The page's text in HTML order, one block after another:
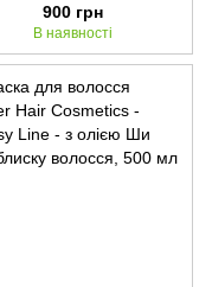
900 грн
В наявності